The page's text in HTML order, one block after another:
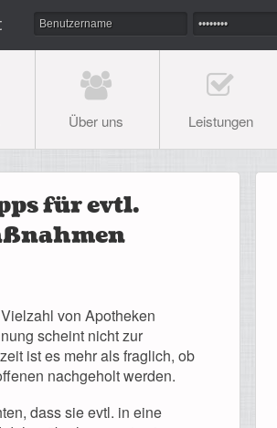
Über uns Leistungen
für evtl.
von Apotheken
scheint nicht zur
ist es mehr als fraglich, ob
nachgeholt werden.
dass sie evtl. in eine